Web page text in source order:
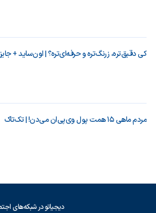
کی دقیق‌تره، زرنگ‌تره و حرفه‌ای‌تره؟ | اون‌ساید +
مردم ماهی ۱۵ همت پول وی‌پی‌ان می‌دن! | تک‌تاک
دیجیاتو در شبکه‌های